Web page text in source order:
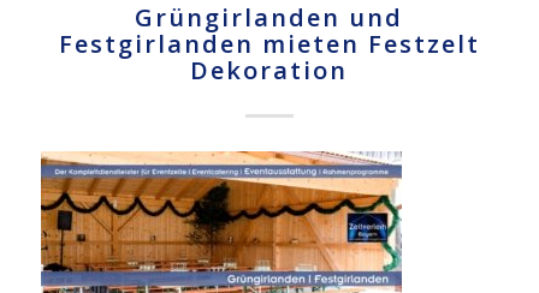
Grüngirlanden und
Festgirlanden mieten Festzelt
Dekoration